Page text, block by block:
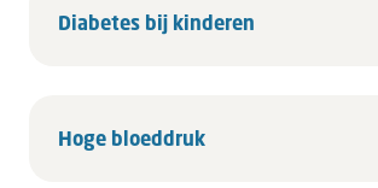
Diabetes bij kinderen
Hoge bloeddruk